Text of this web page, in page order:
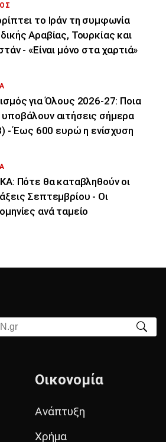
το Ιράν τη συμφωνία
Αραβίας, Τουρκίας και
- «Είναι μόνο στα χαρτιά»
για Όλους 2026-27: Ποια
αιτήσεις σήμερα
- Έως 600 ευρώ η ενίσχυση
Πότε θα καταβληθούν οι
Σεπτεμβρίου - Οι
ανά ταμείο
Οικονομία
Ανάπτυξη
Χρήμα